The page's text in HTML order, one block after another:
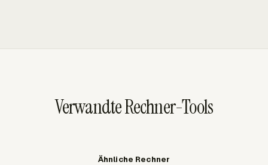
Verwandte Rechner-Tools
Ähnliche Rechner